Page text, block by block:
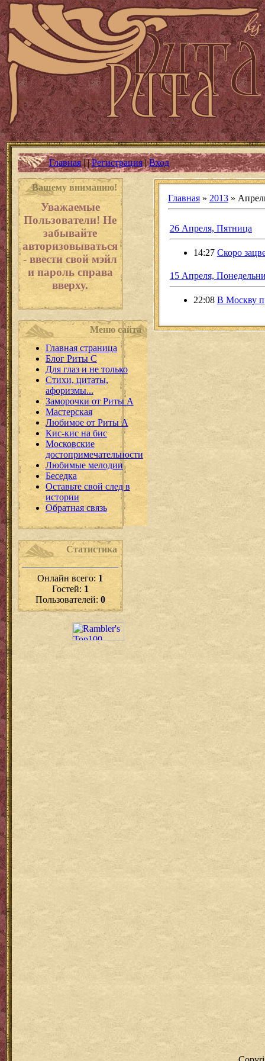
Главная||Регистрация|Вход
Вашему вниманию!
Уважаемые
Пользователи! Не
забывайте
авторизовываться
- ввести свой мэйл
и пароль справа
вверху.
Меню сайта
Главная страница
Блог Риты С
Для глаз и не только
Стихи, цитаты,
афоризмы...
Заморочки от Риты А
Мастерская
Любимое от Риты А
Кис-кис на бис
Московские
достопримечательности
Любимые мелодии
Беседка
Оставьте свой след в
истории
Обратная связь
Статистика
Онлайн всего: 1
Гостей: 1
Пользователей: 0
Главная» 2013 »
26 Апреля, Пятница
14:27 Скоро
15 Апреля,
22:08 В Москву